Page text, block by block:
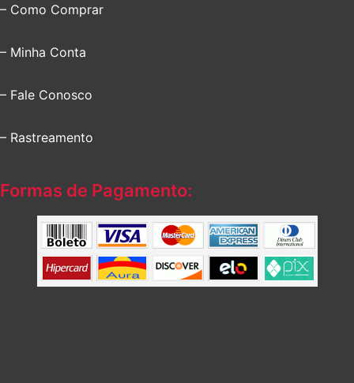
– Como Comprar
– Minha Conta
– Fale Conosco
– Rastreamento
Formas de Pagamento: